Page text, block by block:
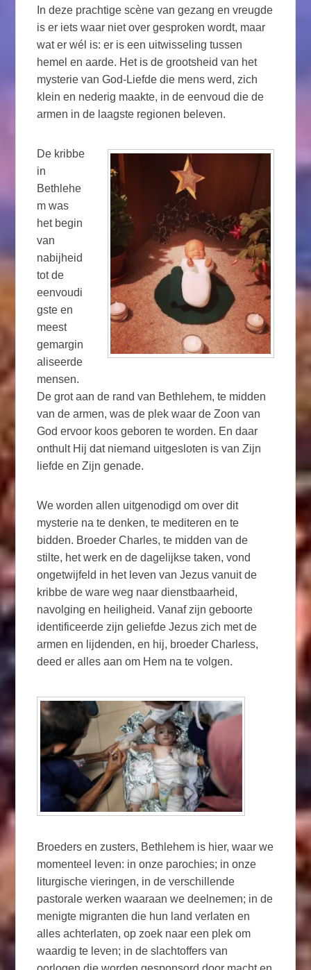
In deze prachtige scène van gezang en vreugde
is er iets waar niet over gesproken wordt, maar
wat er wél is: er is een uitwisseling tussen
hemel en aarde. Het is de grootsheid van het
mysterie van God-Liefde die mens werd, zich
klein en nederig maakte, in de eenvoud die de
armen in de laagste regionen beleven.
De kribbe
in
Bethlehe
m was
het begin
van
nabijheid
tot de
eenvoudi
gste en
meest
gemargin
aliseerde
mensen.
De grot aan de rand van Bethlehem, te midden
van de armen, was de plek waar de Zoon van
God ervoor koos geboren te worden. En daar
onthult Hij dat niemand uitgesloten is van Zijn
liefde en Zijn genade.
We worden allen uitgenodigd om over dit
mysterie na te denken, te mediteren en te
bidden. Broeder Charles, te midden van de
stilte, het werk en de dagelijkse taken, vond
ongetwijfeld in het leven van Jezus vanuit de
kribbe de ware weg naar dienstbaarheid,
navolging en heiligheid. Vanaf zijn geboorte
identificeerde zijn geliefde Jezus zich met de
armen en lijdenden, en hij, broeder Charless,
deed er alles aan om Hem na te volgen.
Broeders en zusters, Bethlehem is hier, waar we
momenteel leven: in onze parochies; in onze
liturgische vieringen, in de verschillende
pastorale werken waaraan we deelnemen; in de
menigte migranten die hun land verlaten en
alles achterlaten, op zoek naar een plek om
waardig te leven; in de slachtoffers van